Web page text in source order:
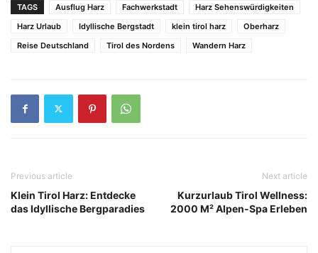
TAGS Ausflug Harz Fachwerkstadt
Harz Sehenswürdigkeiten
Harz Urlaub
Idyllische Bergstadt klein tirol harz
Oberharz
Reise Deutschland
Tirol des Nordens Wandern Harz
Previous article
Klein Tirol Harz: Entdecke
das Idyllische Bergparadies
Next article
Kurzurlaub Tirol Wellness:
2000 M² Alpen-Spa Erleben